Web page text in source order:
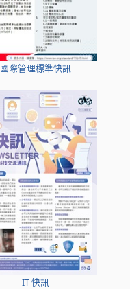
國際管理標準快訊
IT 快訊